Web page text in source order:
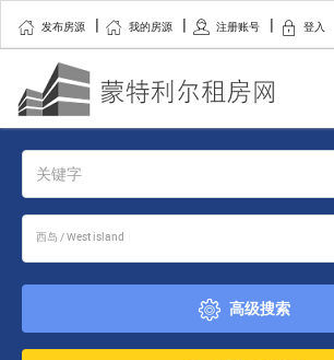
发布房源 我的房源 注册账号 登入
西岛 / West island
高级搜索